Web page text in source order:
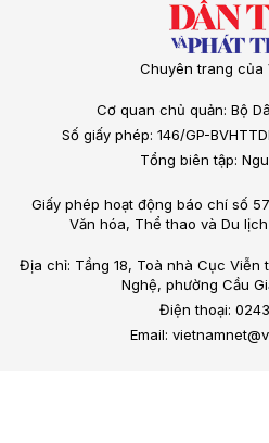
Chuyên trang của
Cơ quan chủ quản: Bộ
Số giấy phép: 146/GP-
Tổng biên tập:
Giấy phép hoạt động báo chí số
Văn hóa, Thể thao và Du
Địa chỉ: Tầng 18, Toà nhà Cục Viễn
Nghệ, phường Cầu
Điện thoại:
Email: